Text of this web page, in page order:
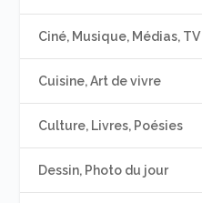
Ciné, Musique, Médias, TV
Cuisine, Art de vivre
Culture, Livres, Poésies
Dessin, Photo du jour